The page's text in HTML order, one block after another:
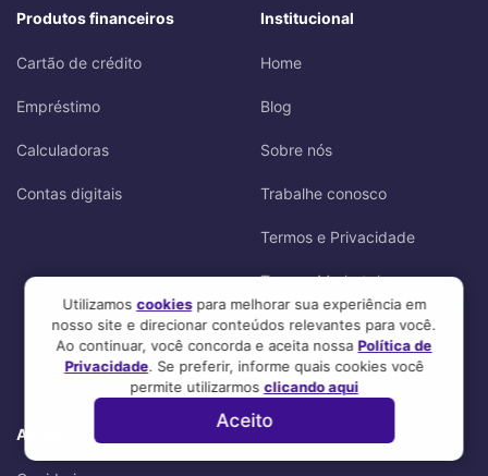
Produtos financeiros
Cartão de crédito
Empréstimo
Calculadoras
Contas digitais
Institucional
Home
Blog
Sobre nós
Trabalhe conosco
Termos e Privacidade
Termos Marketplace
Seja Parceiro Mobills
Central de Denúncias
Ajuda
Utilizamos cookiespara melhorar sua experiência em
nosso site e direcionar conteúdos relevantes para você.
Ao continuar, você concorda e aceita nossaPolítica de
Privacidade. Se preferir, informe quais cookies você
permite utilizarmos clicando aqui
Aceito